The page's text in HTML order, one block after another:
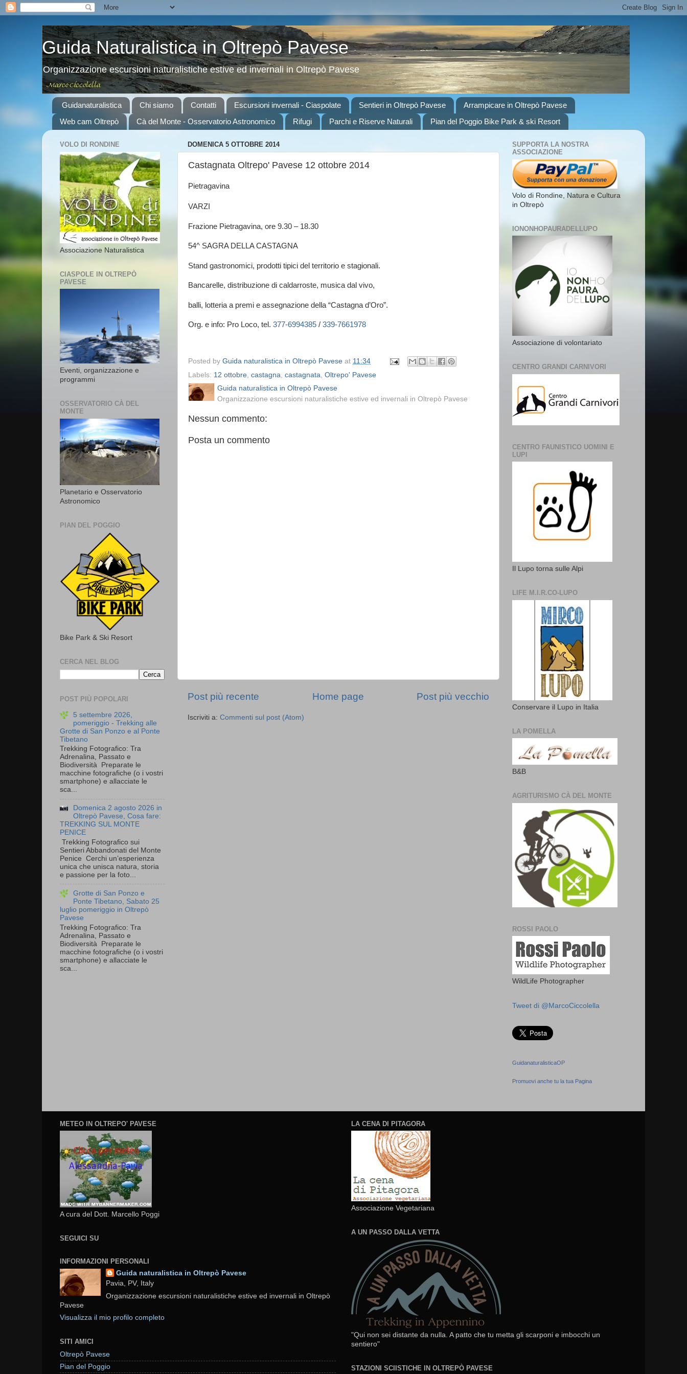
Guida Naturalistica in Oltrepò Pavese
Organizzazione escursioni naturalistiche estive ed invernali in Oltrepò Pavese
Guidanaturalistica Chi siamo Contatti Escursioni invernali - Ciaspolate Sentieri in Oltrepò Pavese
Arrampicare in Oltrepò Pavese
Web cam Oltrepò
Cà del Monte - Osservatorio Astronomico Rifugi Parchi e Riserve Naturali Pian del Poggio Bike Park & ski Resort
DOMENICA 5 OTTOBRE 2014
Castagnata Oltrepo' Pavese 12 ottobre 2014
Pietragavina
VARZI
Frazione Pietragavina, ore 9.30 – 18.30
54^ SAGRA DELLA CASTAGNA
Stand gastronomici, prodotti tipici del territorio e stagionali.
Bancarelle, distribuzione di caldarroste, musica dal vivo,
balli, lotteria a premi e assegnazione della “Castagna d’Oro”.
Org. e info: Pro Loco, tel. 377-6994385 / 339-7661978
Posted by Guida naturalistica in Oltrepò Pavese at 11:34
Labels: 12 ottobre, castagna, castagnata, Oltrepo' Pavese
Guida naturalistica in Oltrepò Pavese
Organizzazione escursioni naturalistiche estive ed invernali in Oltrepò Pavese
Nessun commento:
Posta un commento
Post più recente Post più vecchio
Home page
Iscriviti a: Commenti sul post (Atom)
VOLO DI RONDINE
Associazione Naturalistica
CIASPOLE IN OLTREPÒ
PAVESE
Eventi, organizzazione e
programmi
OSSERVATORIO CÀ DEL
MONTE
Planetario e Osservatorio
Astronomico
PIAN DEL POGGIO
Bike Park & Ski Resort
CERCA NEL BLOG
POST PIÙ POPOLARI
5 settembre 2026,
pomeriggio - Trekking alle
Grotte di San Ponzo e al Ponte
Tibetano
Trekking Fotografico: Tra
Adrenalina, Passato e
Biodiversità Preparate le
macchine fotografiche (o i vostri
smartphone) e allacciate le
sca...
Domenica 2 agosto 2026 in
Oltrepò Pavese, Cosa fare:
TREKKING SUL MONTE
PENICE
Trekking Fotografico sui
Sentieri Abbandonati del Monte
Penice Cerchi un’esperienza
unica che unisca natura, storia
e passione per la foto...
Grotte di San Ponzo e
Ponte Tibetano, Sabato 25
luglio pomeriggio in Oltrepò
Pavese
Trekking Fotografico: Tra
Adrenalina, Passato e
Biodiversità Preparate le
macchine fotografiche (o i vostri
smartphone) e allacciate le
sca...
SUPPORTA LA NOSTRA
ASSOCIAZIONE
Volo di Rondine, Natura e Cultura
in Oltrepò
IONONHOPAURADELLUPO
Associazione di volontariato
CENTRO GRANDI CARNIVORI
CENTRO FAUNISTICO UOMINI E
LUPI
Il Lupo torna sulle Alpi
LIFE M.I.R.CO-LUPO
Conservare il Lupo in Italia
LA POMELLA
B&B
AGRITURISMO CÀ DEL MONTE
ROSSI PAOLO
WildLife Photographer
Tweet di @MarcoCiccolella
GuidanaturalisticaOP
Promuovi anche tu la tua Pagina
METEO IN OLTREPO' PAVESE
A cura del Dott. Marcello Poggi
SEGUICI SU
INFORMAZIONI PERSONALI
Guida naturalistica in Oltrepò Pavese
Pavia, PV, Italy
Organizzazione escursioni naturalistiche estive ed invernali in Oltrepò
Pavese
Visualizza il mio profilo completo
SITI AMICI
Oltrepò Pavese
Pian del Poggio
LA CENA DI PITAGORA
Associazione Vegetariana
A UN PASSO DALLA VETTA
"Qui non sei distante da nulla. A patto che tu metta gli scarponi e imbocchi un
sentiero"
STAZIONI SCIISTICHE IN OLTREPÒ PAVESE